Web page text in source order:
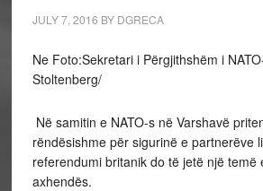
JULY 7, 2016 BY DGRECA
Ne Foto:Sekretari i Përgjithshëm i
Stoltenberg/
Në samitin e NATO-s në Varshavë
rëndësishme për sigurinë e partnerëve
referendumi britanik do të jetë një temë
axhendës.